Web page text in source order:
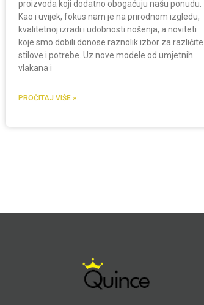
proizvoda koji dodatno obogaćuju našu ponudu.
Kao i uvijek, fokus nam je na prirodnom izgledu,
kvalitetnoj izradi i udobnosti nošenja, a noviteti
koje smo dobili donose raznolik izbor za različite
stilove i potrebe. Uz nove modele od umjetnih
vlakana i
PROČITAJ VIŠE »